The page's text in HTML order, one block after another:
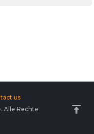
Alle Rechte
us